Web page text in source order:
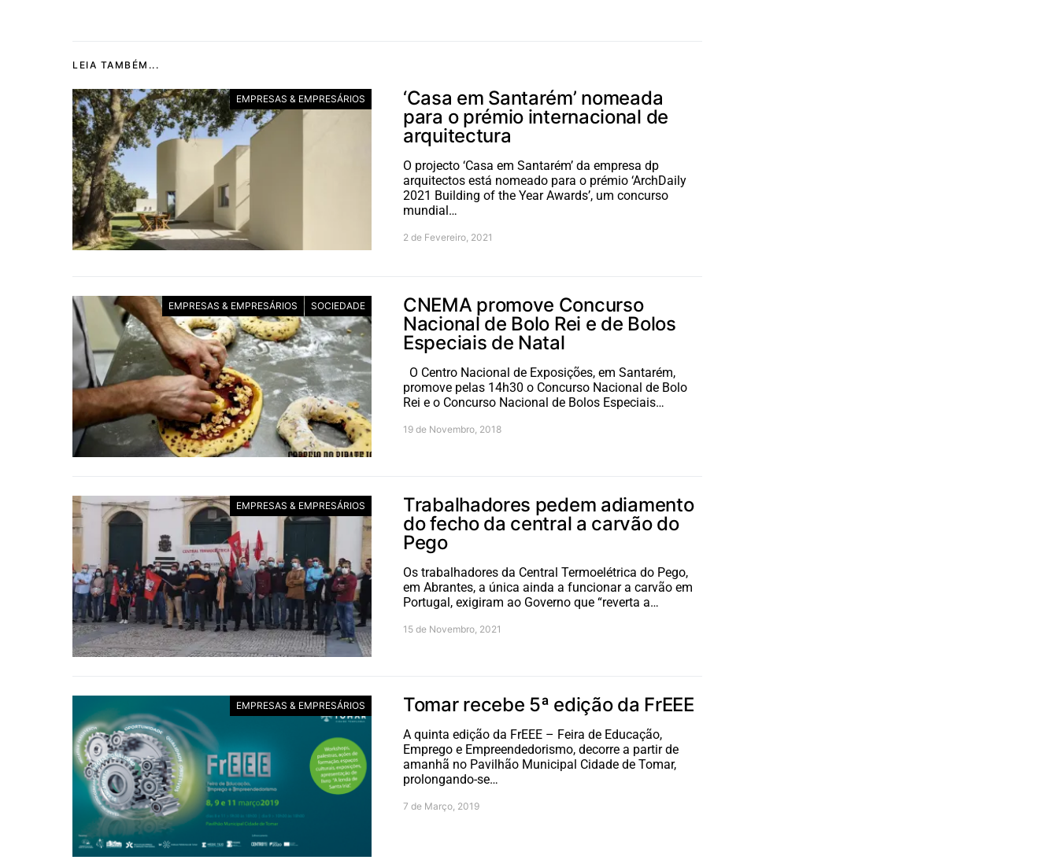
LEIA TAMBÉM...
EMPRESAS & EMPRESÁRIOS
‘Casa em Santarém’ nomeada
para o prémio internacional de
arquitectura
O projecto ‘Casa em Santarém’ da empresa dp
arquitectos está nomeado para o prémio ‘ArchDaily
2021 Building of the Year Awards’, um concurso
mundial…
2 de Fevereiro, 2021
EMPRESAS & EMPRESÁRIOS SOCIEDADE
CNEMA promove Concurso
Nacional de Bolo Rei e de Bolos
Especiais de Natal
O Centro Nacional de Exposições, em Santarém,
promove pelas 14h30 o Concurso Nacional de Bolo
Rei e o Concurso Nacional de Bolos Especiais…
19 de Novembro, 2018
EMPRESAS & EMPRESÁRIOS
Trabalhadores pedem adiamento
do fecho da central a carvão do
Pego
Os trabalhadores da Central Termoelétrica do Pego,
em Abrantes, a única ainda a funcionar a carvão em
Portugal, exigiram ao Governo que “reverta a…
15 de Novembro, 2021
EMPRESAS & EMPRESÁRIOS Tomar recebe 5ª edição da FrEEE
A quinta edição da FrEEE – Feira de Educação,
Emprego e Empreendedorismo, decorre a partir de
amanhã no Pavilhão Municipal Cidade de Tomar,
prolongando-se…
7 de Março, 2019